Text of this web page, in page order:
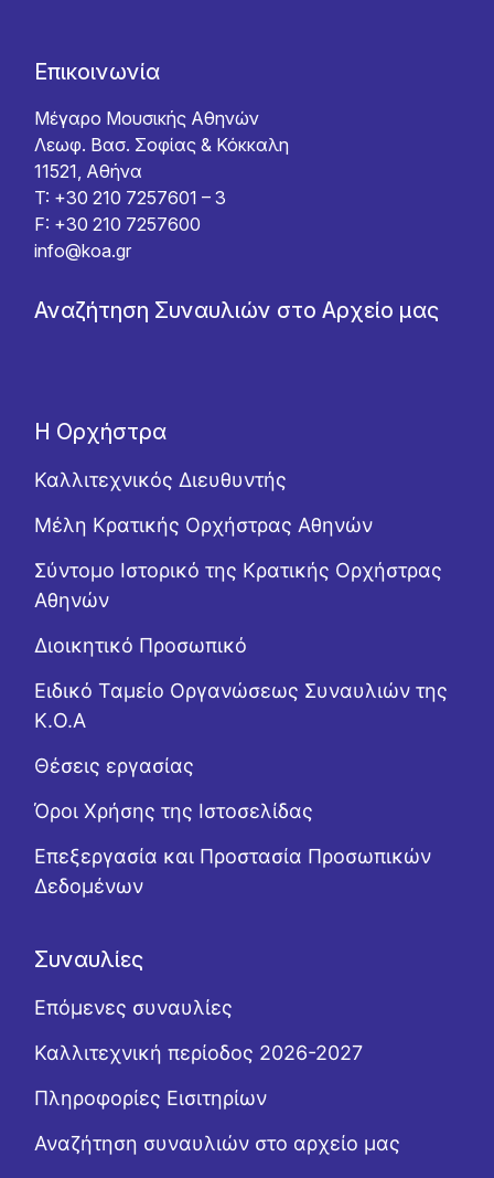
Επικοινωνία
Μέγαρο Μουσικής Αθηνών
Λεωφ. Βασ. Σοφίας & Κόκκαλη
11521, Αθήνα
T: +30 210 7257601 – 3
F: +30 210 7257600
info@koa.gr
Αναζήτηση Συναυλιών στο Αρχείο μας
Η Ορχήστρα
Καλλιτεχνικός Διευθυντής
Μέλη Κρατικής Ορχήστρας Αθηνών
Σύντομο Ιστορικό της Κρατικής Ορχήστρας
Αθηνών
Διοικητικό Προσωπικό
Ειδικό Ταμείο Οργανώσεως Συναυλιών της
Κ.Ο.Α
Θέσεις εργασίας
Όροι Χρήσης της Ιστοσελίδας
Επεξεργασία και Προστασία Προσωπικών
Δεδομένων
Συναυλίες
Επόμενες συναυλίες
Καλλιτεχνική περίοδος 2026-2027
Πληροφορίες Εισιτηρίων
Αναζήτηση συναυλιών στο αρχείο μας